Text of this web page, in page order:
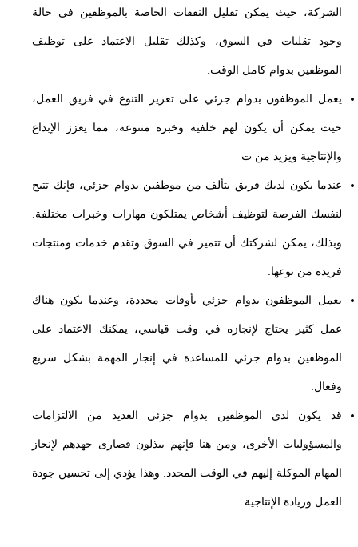
الشركة، حيث يمكن تقليل النفقات الخاصة بالموظفين في حالة
وجود تقلبات في السوق، وكذلك تقليل الاعتماد على توظيف
الموظفين بدوام كامل الوقت.
يعمل الموظفون بدوام جزئي على تعزيز التنوع في فريق العمل،
حيث يمكن أن يكون لهم خلفية وخبرة متنوعة، مما يعزز الإبداع
والإنتاجية ويزيد من ت
عندما يكون لديك فريق يتألف من موظفين بدوام جزئي، فإنك تتيح
لنفسك الفرصة لتوظيف أشخاص يمتلكون مهارات وخبرات مختلفة.
وبذلك، يمكن لشركتك أن تتميز في السوق وتقدم خدمات ومنتجات
فريدة من نوعها.
يعمل الموظفون بدوام جزئي بأوقات محددة، وعندما يكون هناك
عمل كثير يحتاج لإنجازه في وقت قياسي، يمكنك الاعتماد على
الموظفين بدوام جزئي للمساعدة في إنجاز المهمة بشكل سريع
وفعال.
قد يكون لدى الموظفين بدوام جزئي العديد من الالتزامات
والمسؤوليات الأخرى، ومن هنا فإنهم يبذلون قصارى جهدهم لإنجاز
المهام الموكلة إليهم في الوقت المحدد. وهذا يؤدي إلى تحسين جودة
العمل وزيادة الإنتاجية.